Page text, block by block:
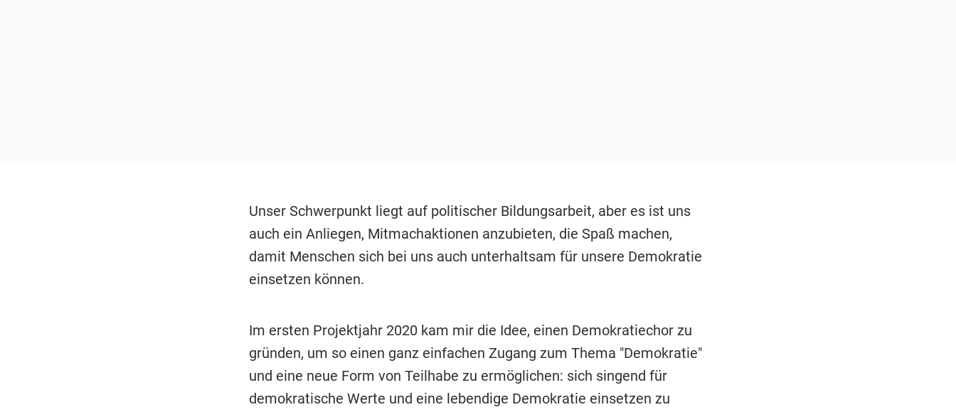
Unser Schwerpunkt liegt auf politischer Bildungsarbeit, aber es ist uns
auch ein Anliegen, Mitmachaktionen anzubieten, die Spaß machen,
damit Menschen sich bei uns auch unterhaltsam für unsere Demokratie
einsetzen können.
Im ersten Projektjahr 2020 kam mir die Idee, einen Demokratiechor zu
gründen, um so einen ganz einfachen Zugang zum Thema "Demokratie"
und eine neue Form von Teilhabe zu ermöglichen: sich singend für
demokratische Werte und eine lebendige Demokratie einsetzen zu